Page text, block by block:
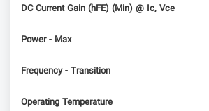
DC Current Gain (hFE) (Min) @ Ic, Vce
Power - Max
Frequency - Transition
Operating Temperature